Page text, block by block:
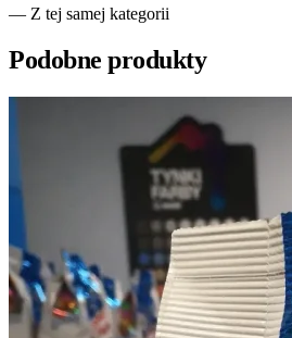
— Z tej samej kategorii
Podobne produkty